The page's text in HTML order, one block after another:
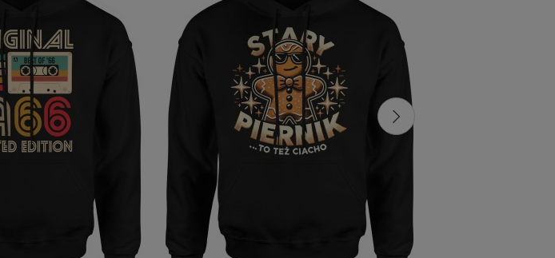
60 urodziny męskie z kapturem
to strzał w dziesiątkę. Praktyczne, stylowe i
na 60 urodziny męskie z kapturem
bliskiego. Sprawdź nasze propozycje i zaskocz bliską osobę
najbardziej wymagających. Od klasycznych odcieni po bardziej odważne
idealną60 bluzę
. Każdy model został starannie zaprojektowany, aby
z modnymi koszulkami z nadrukiem, stworzysz zestaw, który będzie
wzory
które podkreślą charakter jubilata. Wybierz spośród różnych stylów i
na 60 urodziny męskie z kapturem są idealne na każdą okazję, sprawdzą